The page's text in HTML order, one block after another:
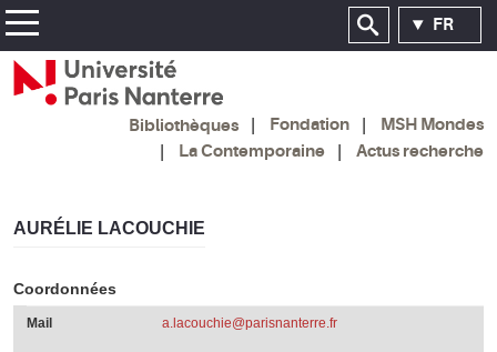
FR
Bibliothèques Fondation
MSH Mondes
La Contemporaine
Actus recherche
AURÉLIE LACOUCHIE
Coordonnées
Mail a.lacouchie@parisnanterre.fr